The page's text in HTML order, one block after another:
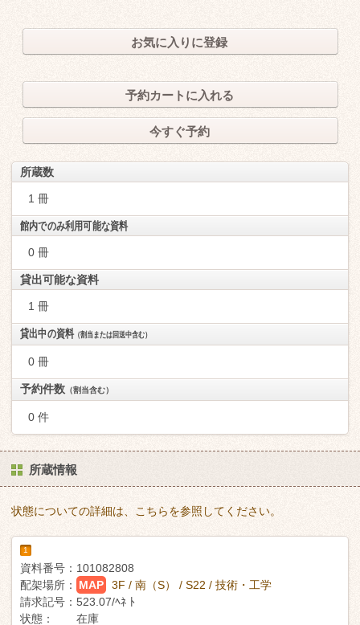
お気に入りに登録
予約カートに入れる
今すぐ予約
所蔵数
1 冊
館内でのみ利用可能な資料
0 冊
貸出可能な資料
1 冊
貸出中の資料（割当または回送中含む）
0 冊
予約件数 （割当含む）
0 件
所蔵情報
状態についての詳細は、こちらを参照してください。
1
資料番号： 101082808
配架場所：
MAP
3F / 南（S） / S22 / 技術・工学
請求記号： 523.07/ﾍﾈ ﾄ
状態：
在庫